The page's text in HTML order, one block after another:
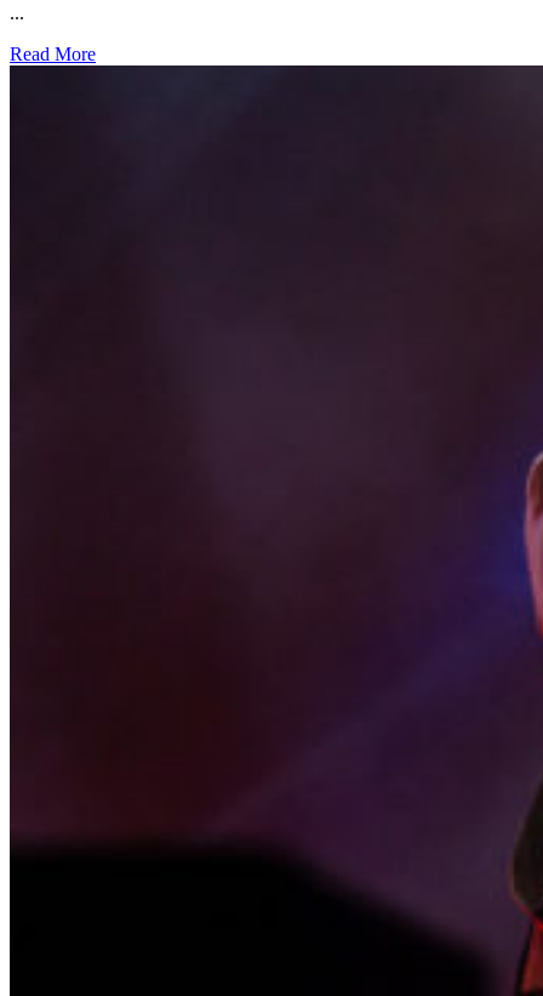
...
Read More